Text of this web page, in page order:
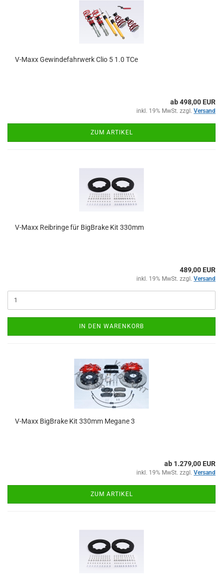
V-Maxx Gewindefahrwerk Clio 5 1.0 TCe
ab 498,00 EUR
inkl. 19% MwSt. zzgl. Versand
ZUM ARTIKEL
V-Maxx Reibringe für BigBrake Kit 330mm
489,00 EUR
inkl. 19% MwSt. zzgl. Versand
IN DEN WARENKORB
V-Maxx BigBrake Kit 330mm Megane 3
ab 1.279,00 EUR
inkl. 19% MwSt. zzgl. Versand
ZUM ARTIKEL